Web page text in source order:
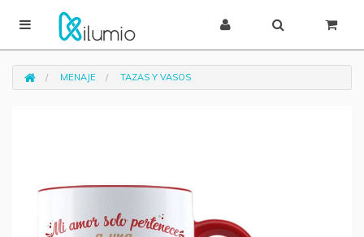
MENAJE TAZAS Y VASOS